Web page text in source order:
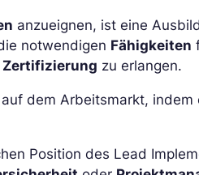
anzueignen, ist eine
notwendigen Fähigkeiten
Zertifizierung zu erlangen.
auf dem Arbeitsmarkt, indem
Position des Lead